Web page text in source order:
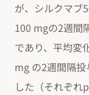
が、シルクマブ
100 mgの2週間
であり、平均変
mg の2週間隔
した（それぞれ